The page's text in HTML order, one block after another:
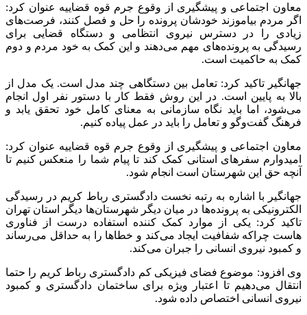
معاون اجتماعی و پیشگیری از وقوع جرم قوه قضاییه عنوان کرد:
اگر مردم بیاموزند خودشان پرونده را حل و فصل کنند، فرصت‌های
زیادی را در دسترس نیروی انتظامی و دستگاه قضایی برای
رسیدگی به پرونده‌های مهم می‌دهند و این کمک به خود مردم و دوم
کمک به حاکمیت است.
جهانگیر تاکید کرد: تعامل بین دستگاهی چند مدل است. یک مدل از
بالا به پایین است. در این روش فقط کار با دستور نفر اول انجام
می‌شود، اما باید نگاه سازمانی به معنای کامل خود تحقق یابد و
فرهنگ گفت‌وگو و تعامل را باید در عمل پیاده کنیم.
معاون اجتماعی و پیشگیری از وقوع جرم قوه قضاییه عنوان کرد:
امیدوارم سفرهای استانی کمک کند تا پیام شما را منعکس کنیم تا
آنچه حق این شهرستان است انجام شود.
جهانگیر با اشاره به رتبه نخست دادگستری رباط کریم در رسیدگی
الکترونیکی به پرونده‌ها در میان دیگر شهرستان‌ها دیگر استان تهران
تاکید کرد: یکی از موارد کمک کننده استفاده درست از فناوری
هاست چراکه شفافیت ایجاد می‌کند و خطاها را به حداقل می‌رساند
و کمبود نیروی انسانی را جبران می‌کند.
وی افزود: موضوع فضای فیزیکی کم دادگستری رباط کریم را حتما
انتقال می‌دهیم تا اعتبار ویژه برای ساختمان دادگستری و کمبود
نیروی انسانی اختصاص داده شود.